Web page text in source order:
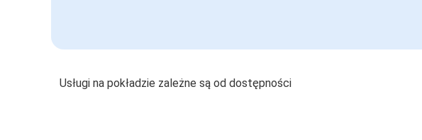
Usługi na pokładzie zależne są od dostępności